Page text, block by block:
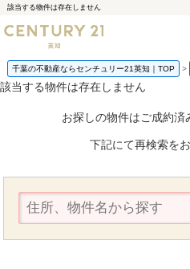
該当する物件は存在しません
千葉の不動産ならセンチュリー21英知｜TOP
該当する物件は存在しません
お探しの物件はご成約済
下記にて再検索を